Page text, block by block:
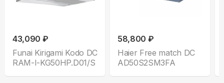
43,090 ₽
Funai Kirigami Kodo DC
RAM-I-KG50HP.D01/S
58,800 ₽
Haier Free match DC
AD50S2SM3FA